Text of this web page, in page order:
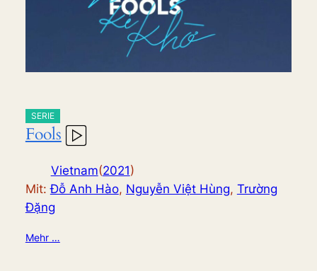
SERIE
Fools
Vietnam(2021)
Mit:Ðỗ Anh Hào, Nguyễn Việt Hùng, Trường
Ðặng
Mehr …